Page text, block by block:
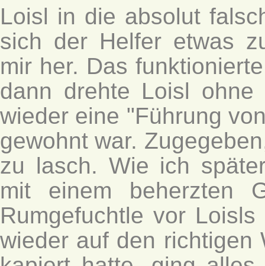
Loisl in die absolut
sich der Helfer etwas
mir her. Das
dann drehte Loisl ohne
wieder eine "Führung
gewohnt war.
zu lasch. Wie ich
mit einem beherzten
Rumgefuchtle vor
wieder auf den richtigen